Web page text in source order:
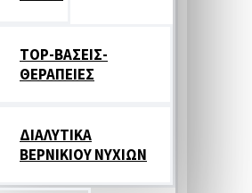
TOP-ΒΑΣΕΙΣ-
ΘΕΡΑΠΕΙΕΣ
ΔΙΑΛΥΤΙΚΑ
ΒΕΡΝΙΚΙΟΥ ΝΥΧΙΩΝ